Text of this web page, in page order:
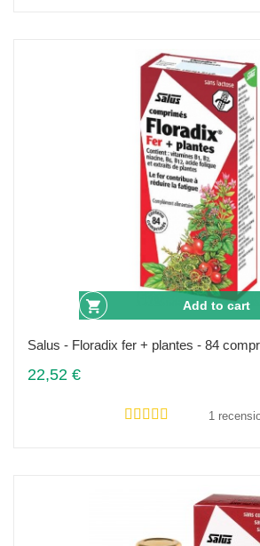
Add to cart
Salus - Floradix fer + plantes - 84
22,52 €
1